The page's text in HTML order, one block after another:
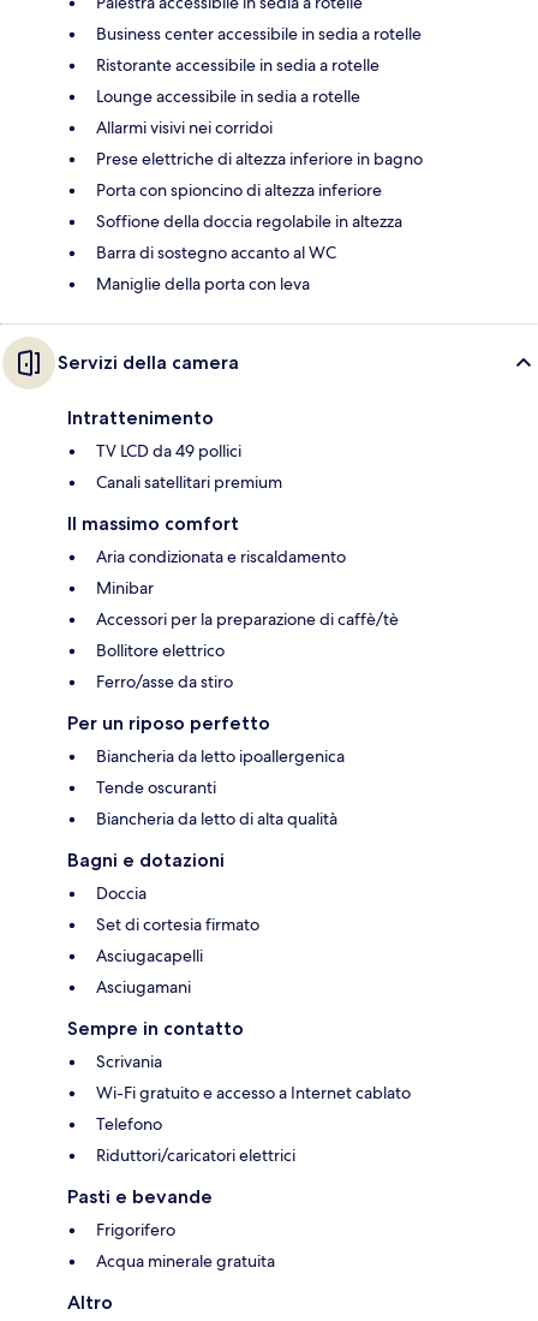
Business center accessibile in sedia a rotelle
Ristorante accessibile in sedia a rotelle
Lounge accessibile in sedia a rotelle
Allarmi visivi nei corridoi
Prese elettriche di altezza inferiore in bagno
Porta con spioncino di altezza inferiore
Soffione della doccia regolabile in altezza
Barra di sostegno accanto al WC
Maniglie della porta con leva
Servizi della camera
Intrattenimento
TV LCD da 49 pollici
Canali satellitari premium
Il massimo comfort
Aria condizionata e riscaldamento
Minibar
Accessori per la preparazione di caffè/tè
Bollitore elettrico
Ferro/asse da stiro
Per un riposo perfetto
Biancheria da letto ipoallergenica
Tende oscuranti
Biancheria da letto di alta qualità
Bagni e dotazioni
Doccia
Set di cortesia firmato
Asciugacapelli
Asciugamani
Sempre in contatto
Scrivania
Wi-Fi gratuito e accesso a Internet cablato
Telefono
Riduttori/caricatori elettrici
Pasti e bevande
Frigorifero
Acqua minerale gratuita
Altro